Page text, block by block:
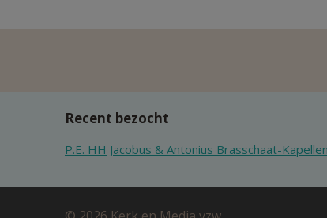
Recent bezocht
P.E. HH Jacobus & Antonius Brasschaat-Kapellen